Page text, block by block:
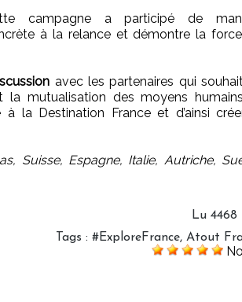
campagne a participé de
à la relance et démontre la
avec les partenaires qui
la mutualisation des moyens
la Destination France et d’ainsi
Suisse, Espagne, Italie, Autriche,
Lu 4468
Tags : #ExploreFrance, Atout